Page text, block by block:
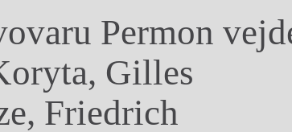
Permon
Gilles
Friedrich